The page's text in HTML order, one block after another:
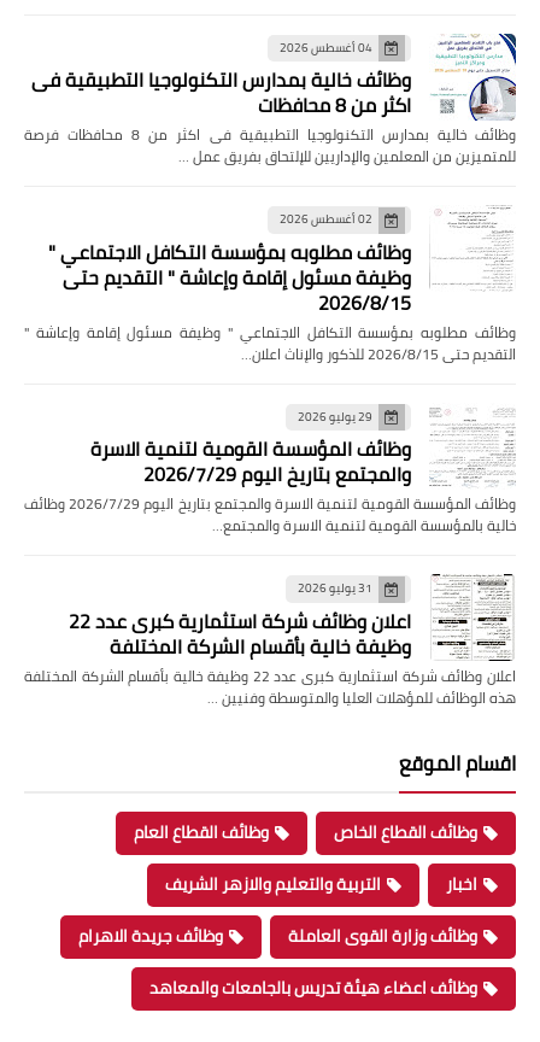
04 أغسطس 2026
وظائف خالية بمدارس التكنولوجيا التطبيقية فى
اكثر من 8 محافظات
وظائف خالية بمدارس التكنولوجيا التطبيقية فى اكثر من 8 محافظات فرصة
للمتميزين من المعلمين والإداريين للإلتحاق بفريق عمل …
02 أغسطس 2026
وظائف مطلوبه بمؤسسة التكافل الاجتماعي "
وظيفة مسئول إقامة وإعاشة " التقديم حتى
2026/8/15
وظائف مطلوبه بمؤسسة التكافل الاجتماعي " وظيفة مسئول إقامة وإعاشة "
التقديم حتى 2026/8/15 للذكور والإناث اعلان…
29 يوليو 2026
وظائف المؤسسة القومية لتنمية الاسرة
والمجتمع بتاريخ اليوم 2026/7/29
وظائف المؤسسة القومية لتنمية الاسرة والمجتمع بتاريخ اليوم 2026/7/29 وظائف
خالية بالمؤسسة القومية لتنمية الاسرة والمجتمع…
31 يوليو 2026
اعلان وظائف شركة استثمارية كبرى عدد 22
وظيفة خالية بأقسام الشركة المختلفة
اعلان وظائف شركة استثمارية كبرى عدد 22 وظيفة خالية بأقسام الشركة المختلفة
هذه الوظائف للمؤهلات العليا والمتوسطة وفنيين …
اقسام الموقع
وظائف القطاع الخاص
وظائف القطاع العام
اخبار
التربية والتعليم والازهر الشريف
وظائف وزارة القوى العاملة
وظائف جريدة الاهرام
وظائف اعضاء هيئة تدريس بالجامعات والمعاهد